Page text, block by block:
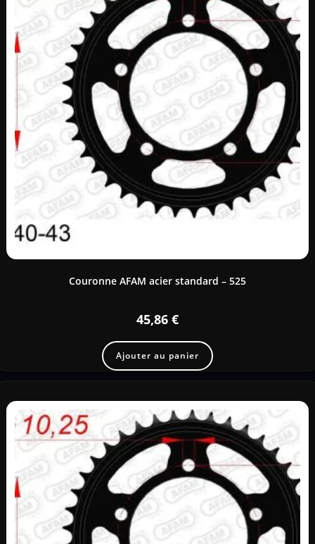
Couronne AFAM acier standard – 525
45,86 €
Ajouter au panier